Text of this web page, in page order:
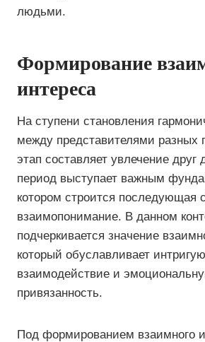
людьми.
Формирование
интереса
На ступени становления
между представителями разных
этап составляет увлечение друг
период выступает важным
котором строится последующая
взаимопонимание. В данном
подчеркивается значение
который обуславливает
взаимодействие и
привязанность.
Под формированием взаимного